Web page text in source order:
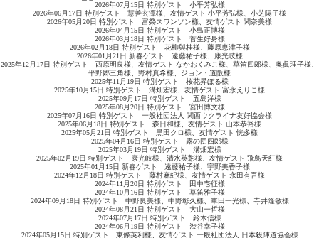
2026年07月15日 特別ゲスト 小平芳弘様
2026年06月17日 特別ゲスト 慧善玄潭様、友情ゲスト 小平芳弘様、小芝陽子様
2026年05月20日 特別ゲスト 富榮スワンソン様、友情ゲスト 関奈美様
2026年04月15日 特別ゲスト 小島正博様
2026年03月18日 特別ゲスト 菅生好身様
2026年02月18日 特別ゲスト 花柳與桂様、藤原恵津子様
2026年01月21日 新春ゲスト 遠藤祐子様、康光岐様
2025年12月17日 特別ゲスト 西原明良様、友情ゲスト なかおくみこ様、草笛四郎様、奥眞理子様、
平野郷三角様、野村真希様、ジョン・道阪様
2025年11月19日 特別ゲスト 桜花昇ぼる様
2025年10月15日 特別ゲスト 溝畑宏様、友情ゲスト 富永えりこ様
2025年09月17日 特別ゲスト 五島洋様
2025年08月20日 特別ゲスト 宮田博文様
2025年07月16日 特別ゲスト 一般社団法人 関西ウクライナ友好協会様
2025年06月18日 特別ゲスト 森日和様、友情ゲスト 山本恭裕様
2025年05月21日 特別ゲスト 黒田クロ様、友情ゲスト 恍多様
2025年04月16日 特別ゲスト 露の団四郎様
2025年03月19日 特別ゲスト 溝畑宏様
2025年02月19日 特別ゲスト 康光岐様、清水英彰様、友情ゲスト 飛鳥天紅様
2025年01月15日 新春ゲスト 遠藤祐子様、宇野美香子様
2024年12月18日 特別ゲスト 藤村麻紀様、友情ゲスト 永田有吾様
2024年11月20日 特別ゲスト 田中壱征様
2024年10月16日 特別ゲスト 草笛雅子様
2024年09月18日 特別ゲスト 中野良美様、中野彰久様、車田一光様、寺井隆敏様
2024年08月21日 特別ゲスト 大山一哲様
2024年07月17日 特別ゲスト 鈴木信様
2024年06月19日 特別ゲスト 渋谷幸子様
2024年05月15日 特別ゲスト 東條英利様、友情ゲスト 一般社団法人 日本殺陣道協会様